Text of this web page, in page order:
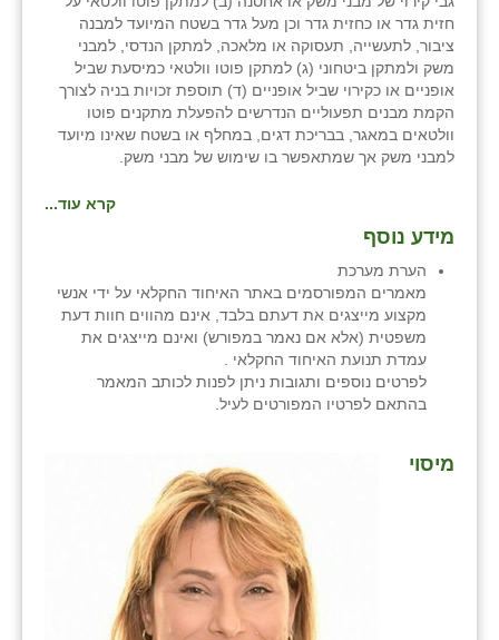
חזית גדר או כחזית גדר וכן מעל גדר בשטח המיועד למבנה
ציבור, לתעשייה, תעסוקה או מלאכה, למתקן הנדסי, למבני
משק ולמתקן ביטחוני (ג) למתקן פוטו וולטאי כמיסעת שביל
אופניים או כקירוי שביל אופניים (ד) תוספת זכויות בניה לצורך
הקמת מבנים תפעוליים הנדרשים להפעלת מתקנים פוטו
וולטאים במאגר, בבריכת דגים, במחלף או בשטח שאינו מיועד
למבני משק אך שמתאפשר בו שימוש של מבני משק.
קרא עוד...
מידע נוסף
הערת מערכת
מאמרים המפורסמים באתר האיחוד החקלאי על ידי אנשי
מקצוע מייצגים את דעתם בלבד, אינם מהווים חוות דעת
משפטית (אלא אם נאמר במפורש) ואינם מייצגים את
עמדת תנועת האיחוד החקלאי .
לפרטים נוספים ותגובות ניתן לפנות לכותב המאמר
בהתאם לפרטיו המפורטים לעיל.
מיסוי